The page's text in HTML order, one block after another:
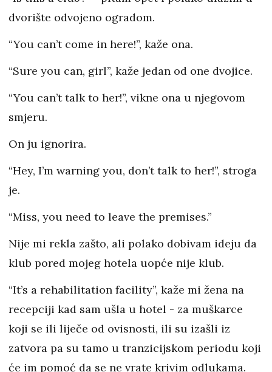
dvorište odvojeno ogradom.
“You can’t come in here!”, kaže ona.
“Sure you can, girl”, kaže jedan od one dvojice.
“You can’t talk to her!”, vikne ona u njegovom
smjeru.
On ju ignorira.
“Hey, I’m warning you, don’t talk to her!”, stroga
je.
“Miss, you need to leave the premises.”
Nije mi rekla zašto, ali polako dobivam ideju da
klub pored mojeg hotela uopće nije klub.
“It’s a rehabilitation facility”, kaže mi žena na
recepciji kad sam ušla u hotel - za muškarce
koji se ili liječe od ovisnosti, ili su izašli iz
zatvora pa su tamo u tranzicijskom periodu koji
će im pomoć da se ne vrate krivim odlukama.